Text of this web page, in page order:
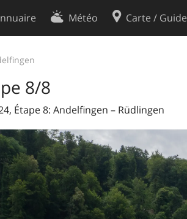
Météo Carte / Guide
8/8
Étape 8: Andelfingen – Rüdlingen